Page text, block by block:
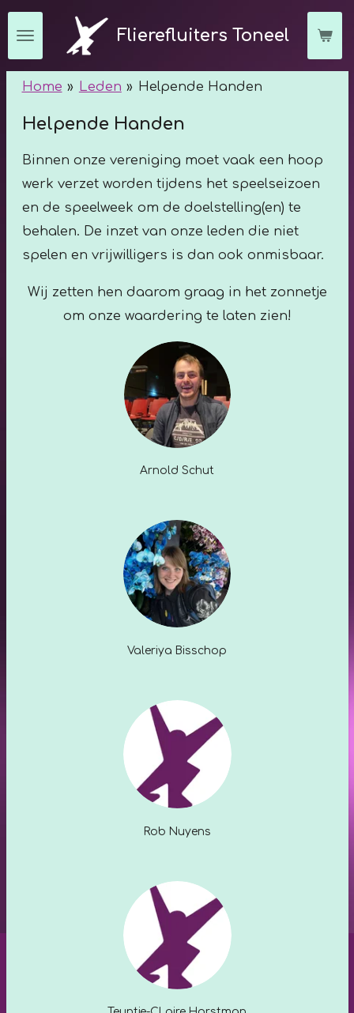
Ga
direct
de
hoofdinhoud
Flierefluiters Toneel
Home » Leden » Helpende Handen
Helpende Handen
Binnen onze vereniging moet vaak een hoop
werk verzet worden tijdens het speelseizoen
en de speelweek om de doelstelling(en) te
behalen. De inzet van onze leden die niet
spelen en vrijwilligers is dan ook onmisbaar.
Wij zetten hen daarom graag in het zonnetje
om onze waardering te laten zien!
Arnold Schut
Valeriya Bisschop
Rob Nuyens